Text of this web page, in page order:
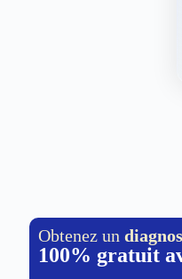
Obtenez un
100% gratuit